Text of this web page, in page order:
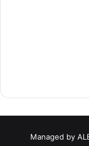
Managed by